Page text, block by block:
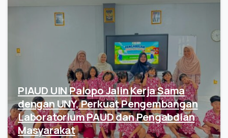
PIAUD UIN Palopo Jalin Kerja Sama
dengan UNY, Perkuat Pengembangan
Laboratorium PAUD dan Pengabdian
Masyarakat